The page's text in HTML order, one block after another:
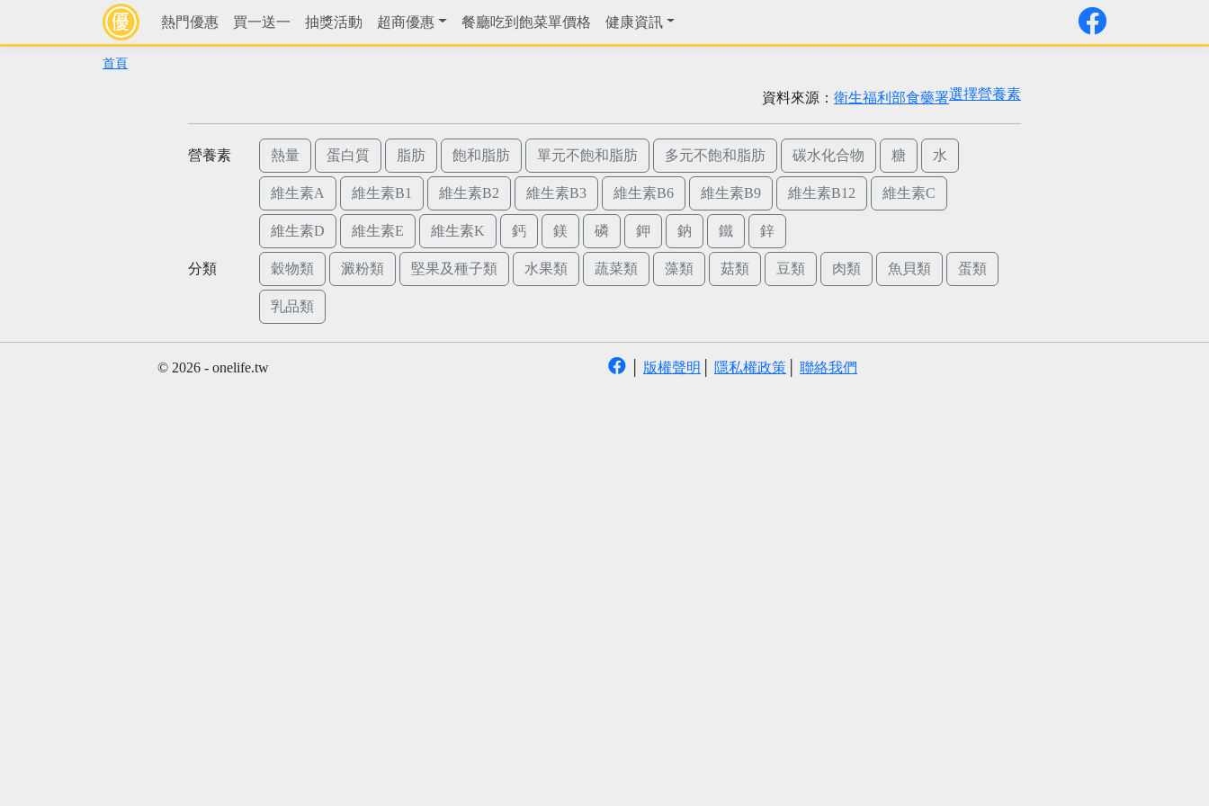
熱門優惠 買一送一 抽獎活動 超商優惠 餐廳吃到飽菜單價格 健康資訊
首頁
選擇營養素
資料來源： 衛生福利部食藥署
營養素 熱量 蛋白質 脂肪 飽和脂肪 單元不飽和脂肪 多元不飽和脂肪 碳水化合物 糖 水
維生素A 維生素B1 維生素B2 維生素B3 維生素B6 維生素B9 維生素B12 維生素C
維生素D 維生素E 維生素K 鈣 鎂 磷 鉀 鈉 鐵 鋅
分類 穀物類 澱粉類 堅果及種子類 水果類 蔬菜類 藻類 菇類 豆類 肉類 魚貝類 蛋類
乳品類
© 2026 - onelife.tw 版權聲明 隱私權政策 聯絡我們